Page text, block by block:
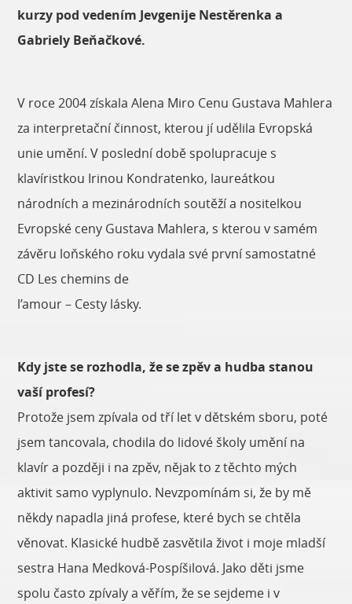
kurzy pod vedením Jevgenije Nestěrenka a
Gabriely Beňačkové.
V roce 2004 získala Alena Miro Cenu Gustava Mahlera
za interpretační činnost, kterou jí udělila Evropská
unie umění. V poslední době spolupracuje s
klavíristkou Irinou Kondratenko, laureátkou
národních a mezinárodních soutěží a nositelkou
Evropské ceny Gustava Mahlera, s kterou v samém
závěru loňského roku vydala své první samostatné
CD Les chemins de
l’amour – Cesty lásky.
Kdy jste se rozhodla, že se zpěv a hudba stanou
vaší profesí?
Protože jsem zpívala od tří let v dětském sboru, poté
jsem tancovala, chodila do lidové školy umění na
klavír a později i na zpěv, nějak to z těchto mých
aktivit samo vyplynulo. Nevzpomínám si, že by mě
někdy napadla jiná profese, které bych se chtěla
věnovat. Klasické hudbě zasvětila život i moje mladší
sestra Hana Medková-Pospíšilová. Jako děti jsme
spolu často zpívaly a věřím, že se sejdeme i v